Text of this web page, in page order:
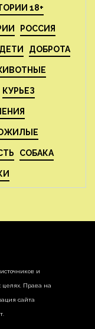
18+
РОССИЯ
ДЕТИ ДОБРОТА
КУРЬЕЗ
СОБАКА
и
целях. Права на
сайта